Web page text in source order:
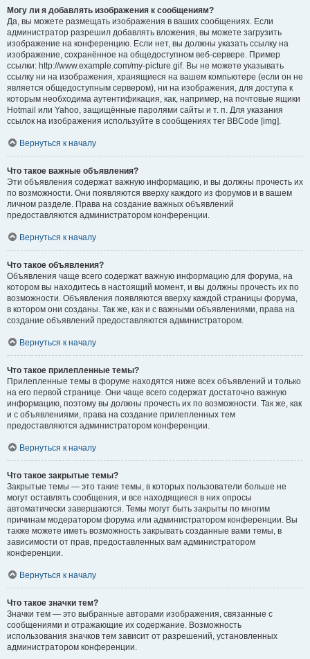
Могу ли я добавлять изображения к сообщениям?
Да, вы можете размещать изображения в ваших сообщениях. Если
администратор разрешил добавлять вложения, вы можете загрузить
изображение на конференцию. Если нет, вы должны указать ссылку на
изображение, сохранённое на общедоступном веб-сервере. Пример
ссылки: http://www.example.com/my-picture.gif. Вы не можете указывать
ссылку ни на изображения, хранящиеся на вашем компьютере (если он не
является общедоступным сервером), ни на изображения, для доступа к
которым необходима аутентификация, как, например, на почтовые ящики
Hotmail или Yahoo, защищённые паролями сайты и т. п. Для указания
ссылок на изображения используйте в сообщениях тег BBCode [img].
Вернуться к началу
Что такое важные объявления?
Эти объявления содержат важную информацию, и вы должны прочесть их
по возможности. Они появляются вверху каждого из форумов и в вашем
личном разделе. Права на создание важных объявлений
предоставляются администратором конференции.
Вернуться к началу
Что такое объявления?
Объявления чаще всего содержат важную информацию для форума, на
котором вы находитесь в настоящий момент, и вы должны прочесть их по
возможности. Объявления появляются вверху каждой страницы форума,
в котором они созданы. Так же, как и с важными объявлениями, права на
создание объявлений предоставляются администратором.
Вернуться к началу
Что такое прилепленные темы?
Прилепленные темы в форуме находятся ниже всех объявлений и только
на его первой странице. Они чаще всего содержат достаточно важную
информацию, поэтому вы должны прочесть их по возможности. Так же, как
и с объявлениями, права на создание прилепленных тем
предоставляются администратором конференции.
Вернуться к началу
Что такое закрытые темы?
Закрытые темы — это такие темы, в которых пользователи больше не
могут оставлять сообщения, и все находящиеся в них опросы
автоматически завершаются. Темы могут быть закрыты по многим
причинам модератором форума или администратором конференции. Вы
также можете иметь возможность закрывать созданные вами темы, в
зависимости от прав, предоставленных вам администратором
конференции.
Вернуться к началу
Что такое значки тем?
Значки тем — это выбранные авторами изображения, связанные с
сообщениями и отражающие их содержание. Возможность
использования значков тем зависит от разрешений, установленных
администратором конференции.